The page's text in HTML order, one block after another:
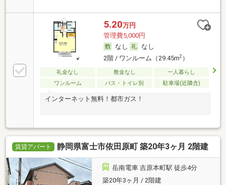
5.20万円
管理費5,000円
なし
なし
2階 / ワンルーム（29.45m2）
礼金なし 敷金なし
一人暮らし
ワンルーム
バス・トイレ別 駐車場(近隣含)
インターネット無料！都市ガス！
賃貸アパート 静岡県富士市依田原町 築20年3ヶ月 2階建
岳南電車 吉原本町駅 徒歩4分
築20年3ヶ月 / 2階建